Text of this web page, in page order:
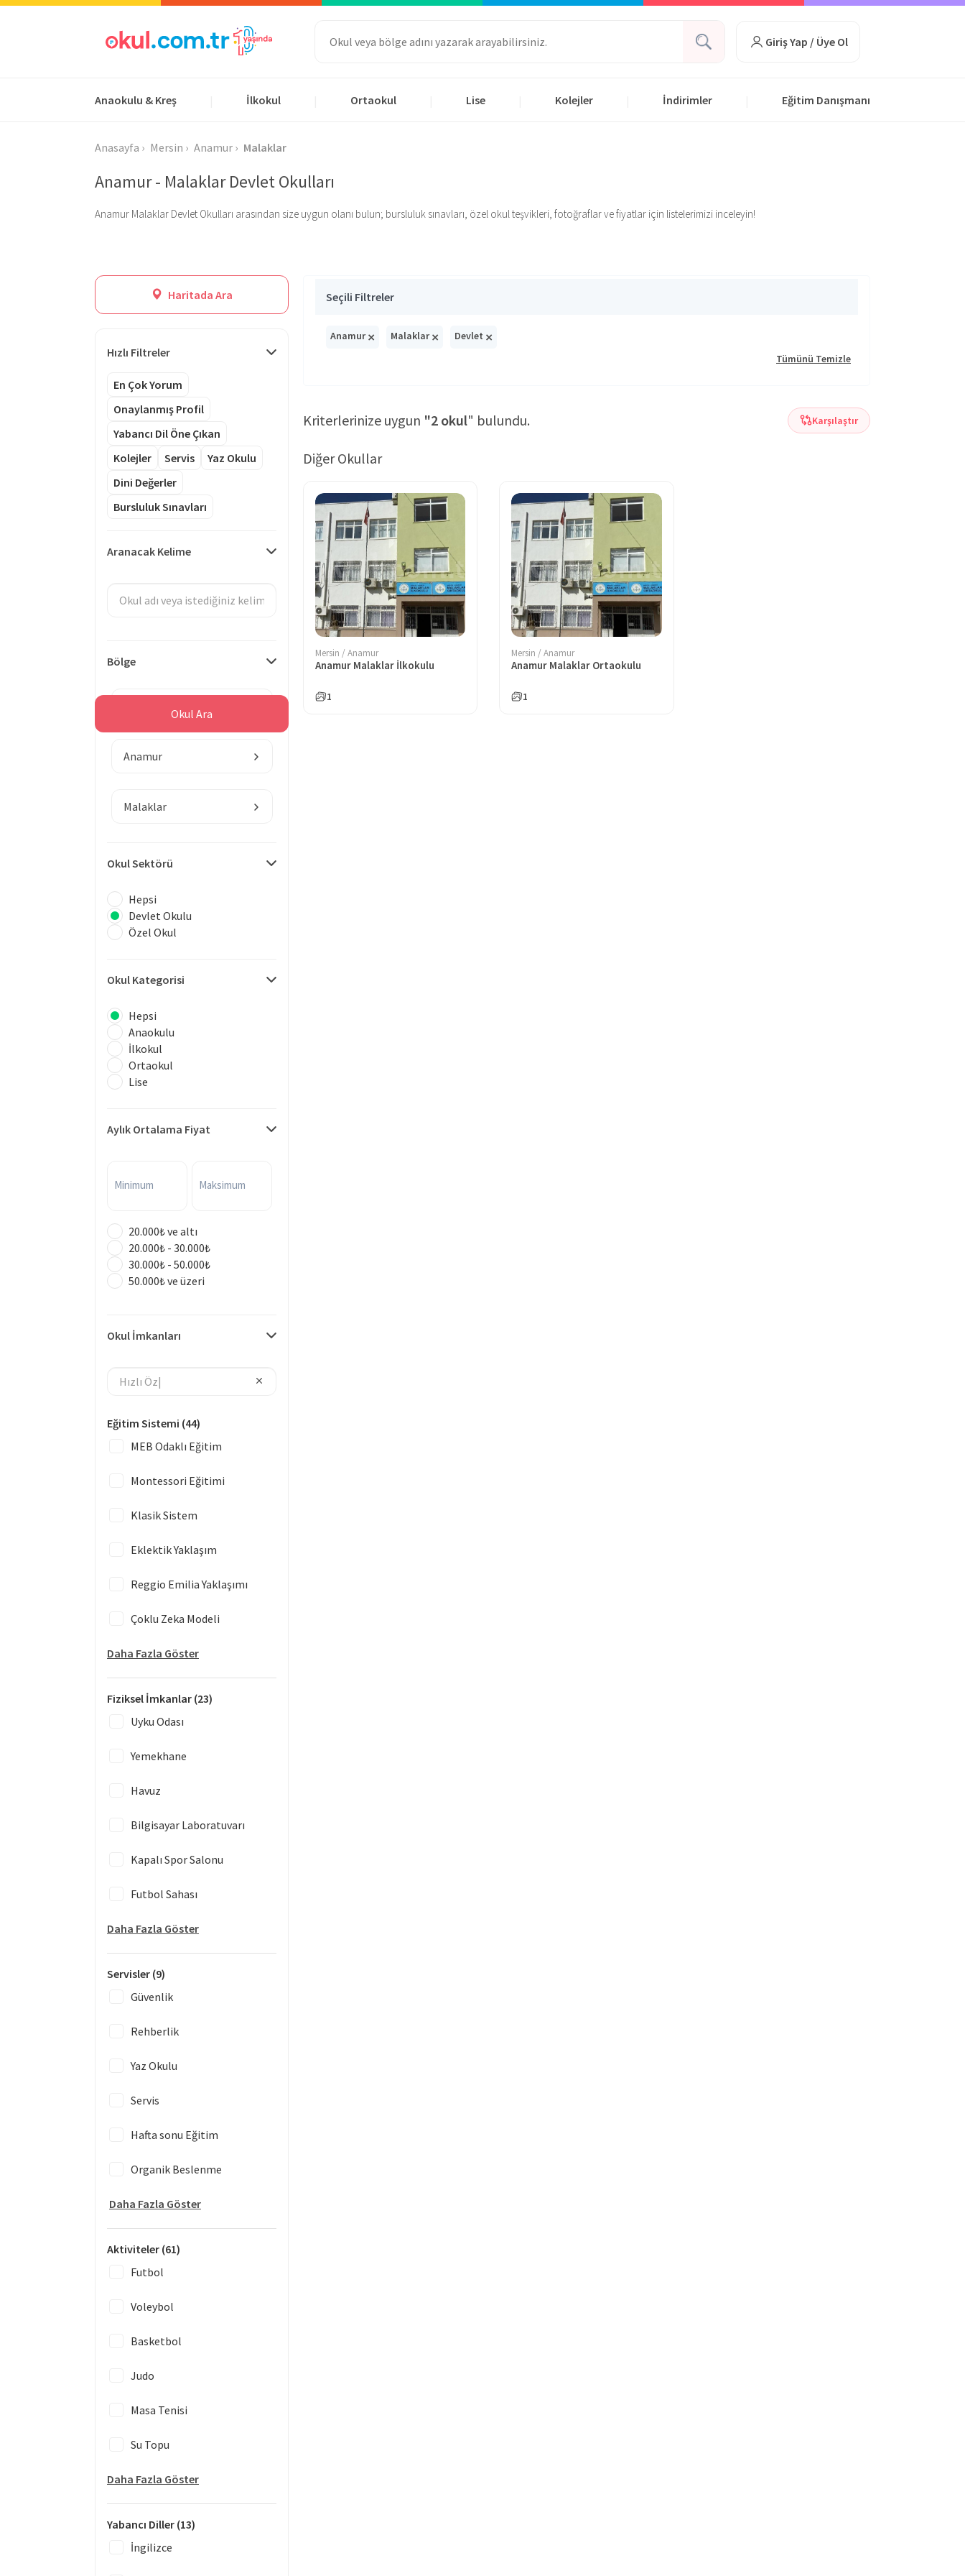
Giriş Yap / Üye Ol
Anaokulu & Kreş İlkokul Ortaokul Lise Kolejler İndirimler Eğitim Danışmanı
Anasayfa Mersin Anamur Malaklar
Anamur - Malaklar Devlet Okulları
Anamur Malaklar Devlet Okulları arasından size uygun olanı bulun; bursluluk sınavları, özel okul teşvikleri, fotoğraflar ve fiyatlar için listelerimizi inceleyin!
Haritada Ara
Hızlı Filtreler
En Çok Yorum
Onaylanmış Profil
Yabancı Dil Öne Çıkan
Kolejler
Servis
Yaz Okulu
Dini Değerler
Bursluluk Sınavları
Aranacak Kelime
Bölge
Anamur
Malaklar
Okul Sektörü
Hepsi
Devlet Okulu
Özel Okul
Okul Kategorisi
Hepsi
Anaokulu
İlkokul
Ortaokul
Lise
Aylık Ortalama Fiyat
Minimum Maksimum
20.000₺ ve altı
20.000₺ - 30.000₺
30.000₺ - 50.000₺
50.000₺ ve üzeri
Okul İmkanları
Eğitim Sistemi (44)
MEB Odaklı Eğitim
Montessori Eğitimi
Klasik Sistem
Eklektik Yaklaşım
Reggio Emilia Yaklaşımı
Çoklu Zeka Modeli
Daha Fazla Göster
Fiziksel İmkanlar (23)
Uyku Odası
Yemekhane
Havuz
Bilgisayar Laboratuvarı
Kapalı Spor Salonu
Futbol Sahası
Daha Fazla Göster
Servisler (9)
Güvenlik
Rehberlik
Yaz Okulu
Servis
Hafta sonu Eğitim
Organik Beslenme
Daha Fazla Göster
Aktiviteler (61)
Futbol
Voleybol
Basketbol
Judo
Masa Tenisi
Su Topu
Daha Fazla Göster
Yabancı Diller (13)
İngilizce
Okul Ara
Seçili Filtreler
Anamur× Malaklar× Devlet ×
Tümünü Temizle
Kriterlerinize uygun "2 okul" bulundu. Karşılaştır
Diğer Okullar
Mersin / Anamur
Anamur Malaklar İlkokulu
1
Mersin / Anamur
Anamur Malaklar Ortaokulu
1